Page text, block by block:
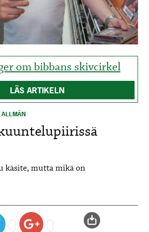
ANNONSÖRER
om bibbans skivcirkel
LÄS ARTIKELN
mutta mikä on